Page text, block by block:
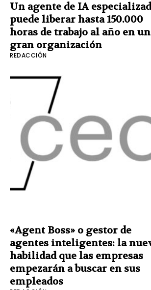
Un agente de IA
puede liberar hasta 150.000
horas de trabajo al año en
gran organización
REDACCIÓN
«Agent Boss» o gestor de
agentes inteligentes: la
habilidad que las empresas
empezarán a buscar en sus
empleados